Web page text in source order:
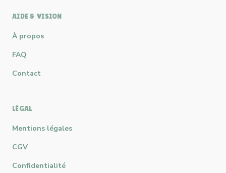
AIDE & VISION
À propos
FAQ
Contact
LÉGAL
Mentions légales
CGV
Confidentialité